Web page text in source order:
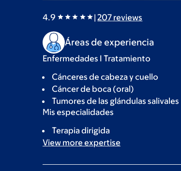
4.9 |207 reviews
Áreas de experiencia
Enfermedades I Tratamiento
Cánceres de cabeza y cuello
Cáncer de boca (oral)
Tumores de las glándulas salivales
Mis especialidades
Terapia dirigida
View more expertise